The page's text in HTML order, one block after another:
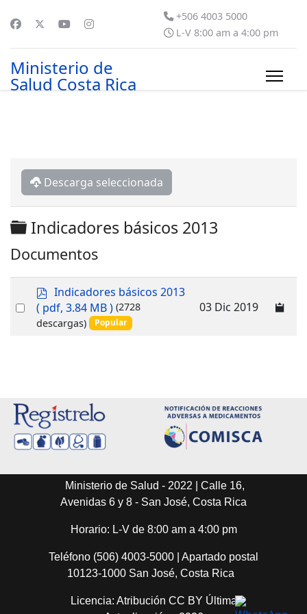
+506 4003 5000
L-V 8:00 am a 4:00 pm
Ministerio de
Salud Costa Rica
Descarga seleccionada
Carpeta
Indicadores básicos 2013
Documentos
Select
p
d
f
Indicadores básicos 2013
( pdf, 3.84 MB ) (2728
descargas)
Popular
03 Dic 2019
Ministerio de Salud - 2022 | Calle 16,
Avenidas 6 y 8 - San José, Costa Rica
Horario: L-V de 8:00 am a 4:00 pm
Teléfono (506) 4003-5000 | Apartado postal
10123-1000 San José, Costa Rica
Licencia: Atribución CC BY Última